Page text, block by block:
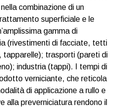
combinazione di un
superficiale e le
gamma di
(rivestimenti di facciate, tetti
tapparelle); trasporti (pareti di
industria (tappi). I tempi di
verniciante, che reticola
di applicazione a rullo e
alla preverniciatura rendono il